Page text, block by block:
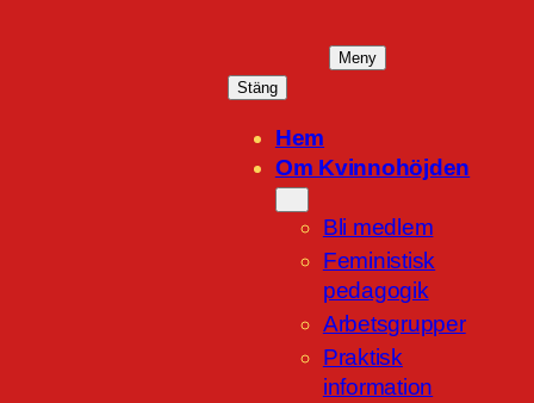
Meny
Stäng
Hem
Om Kvinnohöjden
Bli medlem
Feministisk
pedagogik
Arbetsgrupper
Praktisk
information